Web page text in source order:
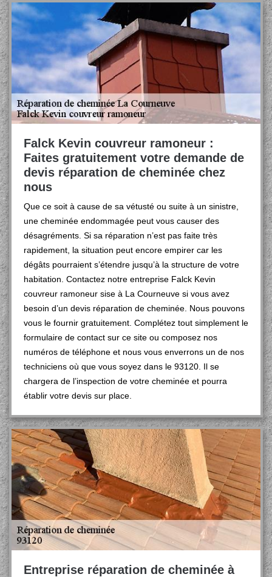
Falck Kevin couvreur ramoneur :
Faites gratuitement votre demande de
devis réparation de cheminée chez
nous
Que ce soit à cause de sa vétusté ou suite à un sinistre,
une cheminée endommagée peut vous causer des
désagréments. Si sa réparation n’est pas faite très
rapidement, la situation peut encore empirer car les
dégâts pourraient s’étendre jusqu’à la structure de votre
habitation. Contactez notre entreprise Falck Kevin
couvreur ramoneur sise à La Courneuve si vous avez
besoin d’un devis réparation de cheminée. Nous pouvons
vous le fournir gratuitement. Complétez tout simplement le
formulaire de contact sur ce site ou composez nos
numéros de téléphone et nous vous enverrons un de nos
techniciens où que vous soyez dans le 93120. Il se
chargera de l’inspection de votre cheminée et pourra
établir votre devis sur place.
Entreprise réparation de cheminée à